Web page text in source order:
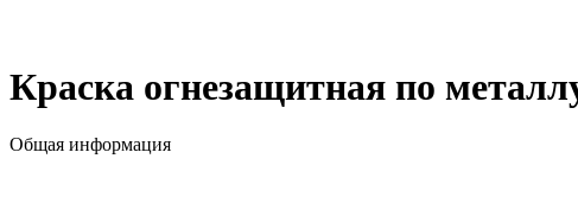
Краска огнезащитная по
Общая информация